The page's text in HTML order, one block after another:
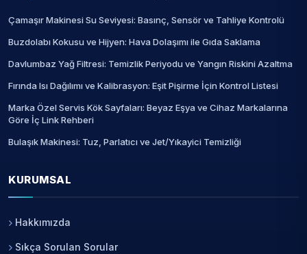
Çamaşır Makinesi Su Seviyesi: Basınç, Sensör ve Tahliye Kontrolü
Buzdolabı Kokusu ve Hijyen: Hava Dolaşımı ile Gıda Saklama
Davlumbaz Yağ Filtresi: Temizlik Periyodu ve Yangın Riskini Azaltma
Fırında Isı Dağılımı ve Kalibrasyon: Eşit Pişirme İçin Kontrol Listesi
Marka Özel Servis Kök Sayfaları: Beyaz Eşya ve Cihaz Markalarına
Göre İç Link Rehberi
Bulaşık Makinesi: Tuz, Parlatıcı ve Jet/Yıkayici Temizliği
KURUMSAL
Hakkımızda
Sıkça Sorulan Sorular